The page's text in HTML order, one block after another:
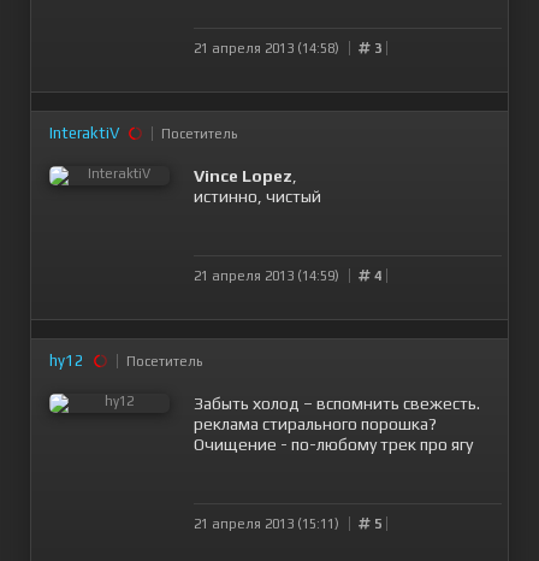
21 апреля 2013 (14:58) 3
InteraktiV Посетитель
Vince Lopez
истинно, чистый
21 апреля 2013 (14:59) 4
hy12 Посетитель
Забыть холод – вспомнить свежесть.
реклама стирального порошка?
Очищение - по-любому трек про ягу
21 апреля 2013 (15:11) 5